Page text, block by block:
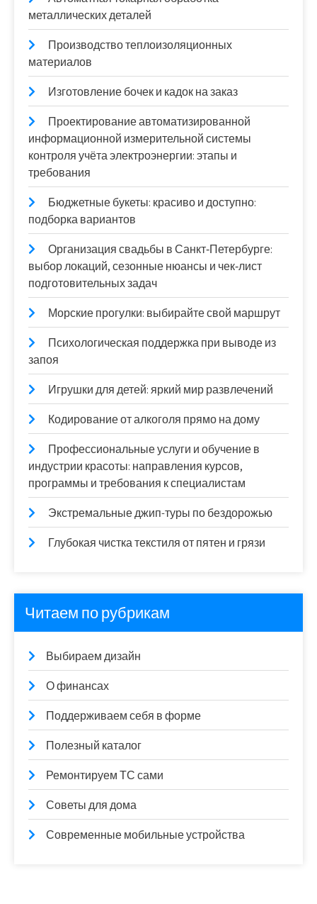
металлических деталей
Производство теплоизоляционных
материалов
Изготовление бочек и кадок на заказ
Проектирование автоматизированной
информационной измерительной системы
контроля учёта электроэнергии: этапы и
требования
Бюджетные букеты: красиво и доступно:
подборка вариантов
Организация свадьбы в Санкт‑Петербурге:
выбор локаций, сезонные нюансы и чек‑лист
подготовительных задач
Морские прогулки: выбирайте свой маршрут
Психологическая поддержка при выводе из
запоя
Игрушки для детей: яркий мир развлечений
Кодирование от алкоголя прямо на дому
Профессиональные услуги и обучение в
индустрии красоты: направления курсов,
программы и требования к специалистам
Экстремальные джип-туры по бездорожью
Глубокая чистка текстиля от пятен и грязи
Читаем по рубрикам
Выбираем дизайн
О финансах
Поддерживаем себя в форме
Полезный каталог
Ремонтируем ТС сами
Советы для дома
Современные мобильные устройства